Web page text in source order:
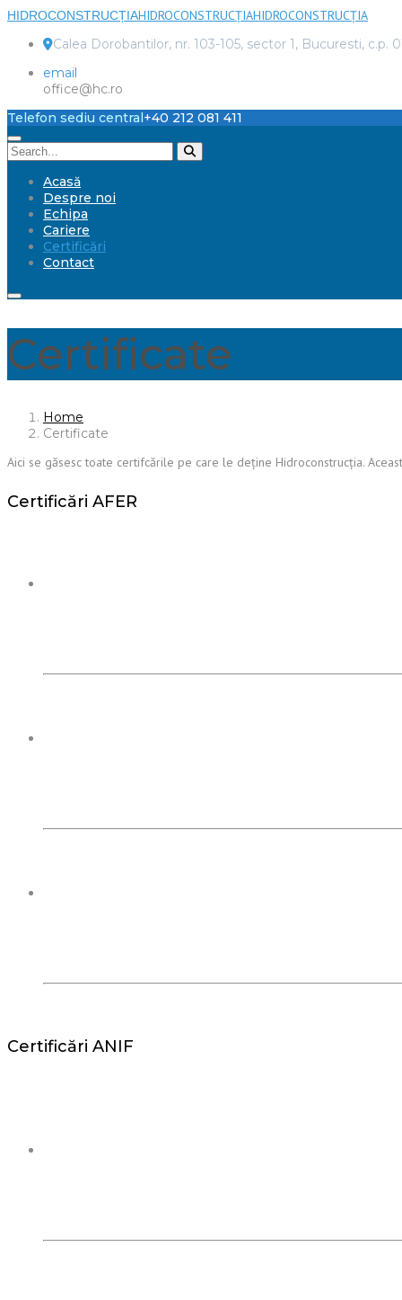
HIDROCONSTRUCȚIAHIDROCONSTRUCȚIAHIDROCONSTRUCȚIA
Calea Dorobantilor, nr. 103-105, sector 1, Bucuresti, c.p.
email
office@hc.ro
Telefon sediu central+40 212 081 411
Acasă
Despre noi
Echipa
Cariere
Certificări
Contact
Certificate
Home
Certificate
Aici se găsesc toate certifcările pe care le deține Hidroconstrucția.
Certificări AFER
Certificări ANIF